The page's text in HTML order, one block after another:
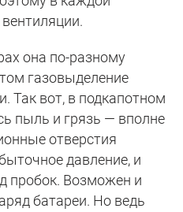
она по-разному
газовыделение
Так вот, в подкапотном
пыль и грязь — вполне
отверстия
давление, и
пробок. Возможен и
батареи. Но ведь